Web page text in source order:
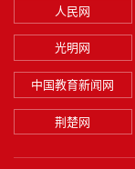
人民网
光明网
中国教育新闻网
荆楚网